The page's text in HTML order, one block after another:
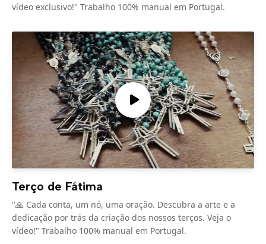
vídeo exclusivo!" Trabalho 100% manual em Portugal.
Terço de Fátima
"🙏 Cada conta, um nó, uma oração. Descubra a arte e a
dedicação por trás da criação dos nossos terços. Veja o
vídeo!" Trabalho 100% manual em Portugal.